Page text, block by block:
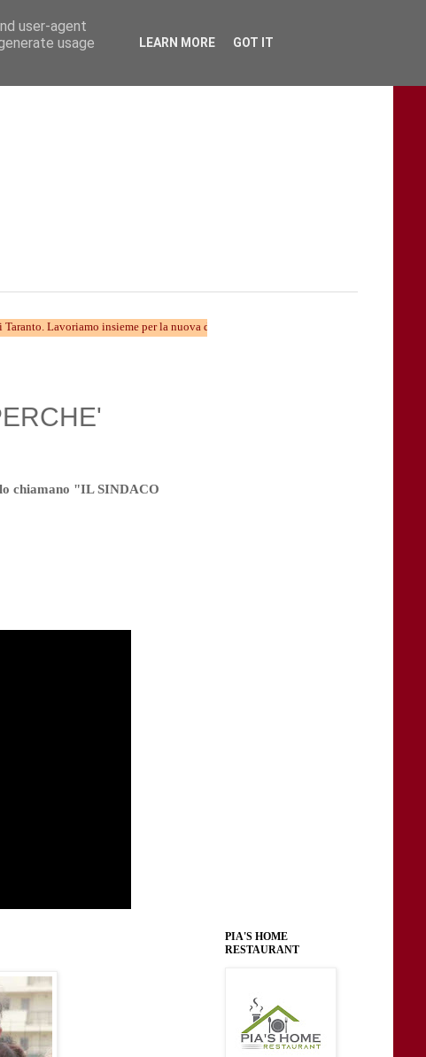
Lavoriamo insieme per la nuova divulgazione...... TARAStv e' parte della Taranto
chiamano "IL SINDACO
PIA'S HOME
RESTAURANT
user-agent
usage
LEARN MORE GOT IT